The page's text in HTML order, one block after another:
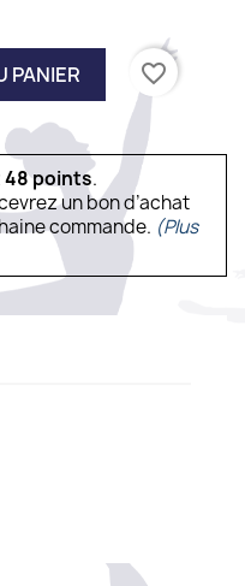
PANIER favorite_border
48points.
un bon d’achat
commande. (Plus